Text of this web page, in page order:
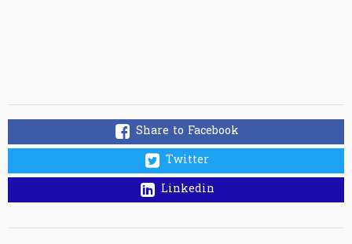
Share to Facebook
Twitter
Linkedin